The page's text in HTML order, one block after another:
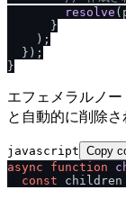
resolve
      }
    );
  });
エフェメラルノ
と自動的に削除
javascript Copy
async
function
const children